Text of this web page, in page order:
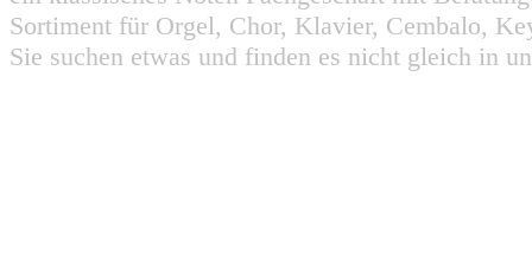
Sortiment für Orgel, Chor, Klavier, Cembalo,
Sie suchen etwas und finden es nicht gleich in